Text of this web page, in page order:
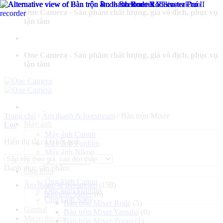
Bỏ
dung
One Camera - Sản phẩm chất lượng, giá vô địch, phục vụ
tận tâm
One Camera - Sản phẩm chất lượng, giá vô địch, phục vụ
tận tâm
Máy ảnh Canon
Máy ảnh Fujifilm
Máy ảnh Nikon
Máy ảnh Sony
Ống kính
Ống kính Canon
Ống kính Fujifilm
Ống kính Sony
Micro thu âm
Trang chủ Âm thanh & livestream
Bàn trộn Mixer
Lọc
Hiển thị tất cả 6 kết quả Đã
sắp
xếp
cao
đến
thấp
Danh mục sản phẩm
Âm thanh & livestream (159)
Bàn trộn Mixer (6)
Bàn trộn Mixer Rode (5)
Bàn trộn Mixer Yamaha (0)
Bàn trộn Mixer Zoom (1)